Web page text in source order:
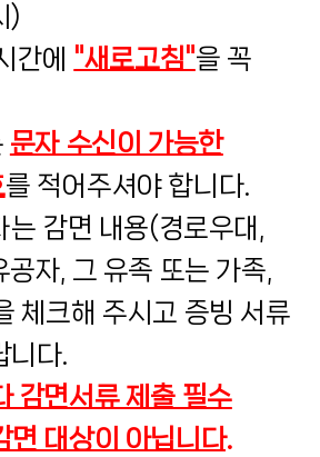
)
간에 "새로고침"을 꼭
문자 수신이 가능한
를 적어주셔야 합니다.
감면 내용(경로우대,
자, 그 유족 또는 가족,
체크해 주시고 증빙 서류
니다.
감면서류 제출 필수
대상이 아닙니다.